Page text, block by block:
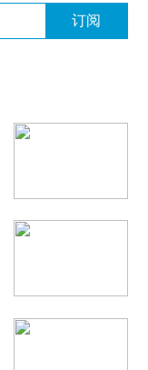
订阅